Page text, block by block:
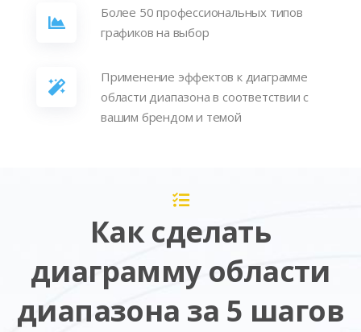
Более 50 профессиональных типов
графиков на выбор
Применение эффектов к диаграмме
области диапазона в соответствии с
вашим брендом и темой
Как сделать
диаграмму области
диапазона за 5 шагов